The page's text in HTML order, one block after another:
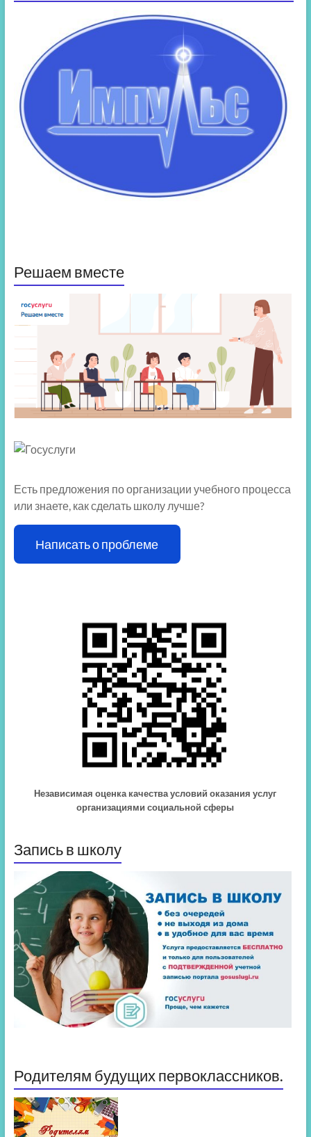
Решаем вместе
Есть предложения по организации учебного процесса
или знаете, как сделать школу лучше?
Написать о проблеме
Независимая оценка качества условий оказания услуг
организациями социальной сферы
Запись в школу
Родителям будущих первоклассников.